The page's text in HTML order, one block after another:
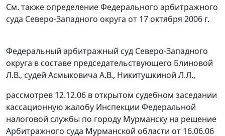
См. также определение Федерального арбитражного
суда Северо-Западного округа от 17 октября 2006 г.
Федеральный арбитражный суд Северо-Западного
округа в составе председательствующего Блиновой
Л.В., судей Асмыковича А.В., Никитушкиной Л.Л.,
рассмотрев 12.12.06 в открытом судебном заседании
кассационную жалобу Инспекции Федеральной
налоговой службы по городу Мурманску на решение
Арбитражного суда Мурманской области от 16.06.06